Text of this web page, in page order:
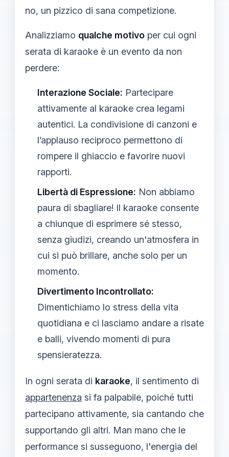
no, un pizzico di sana competizione.
Analizziamo qualche motivo per cui ogni
serata di karaoke è un evento da non
perdere:
Interazione Sociale: Partecipare
attivamente al karaoke crea legami
autentici. La condivisione di canzoni e
l’applauso reciproco permettono di
rompere il ghiaccio e favorire nuovi
rapporti.
Libertà di Espressione: Non abbiamo
paura di sbagliare! Il karaoke consente
a chiunque di esprimere sé stesso,
senza giudizi, creando un'atmosfera in
cui si può brillare, anche solo per un
momento.
Divertimento Incontrollato:
Dimentichiamo lo stress della vita
quotidiana e ci lasciamo andare a risate
e balli, vivendo momenti di pura
spensieratezza.
In ogni serata di karaoke, il sentimento di
appartenenza si fa palpabile, poiché tutti
partecipano attivamente, sia cantando che
supportando gli altri. Man mano che le
performance si susseguono, l'energia del